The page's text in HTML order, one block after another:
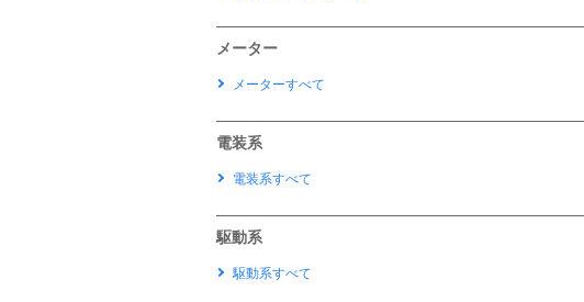
メーター
メーターすべて
電装系
電装系すべて
駆動系
駆動系すべて